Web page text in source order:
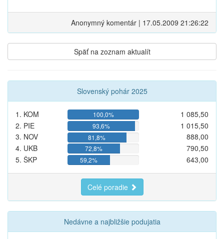
Anonymný komentár | 17.05.2009 21:26:22
Späť na zoznam aktualít
Slovenský pohár 2025
1. KOM 100,0%
1 085,50
2. PIE
93,6%
1 015,50
3. NOV
81,8%
888,00
4. UKB
72,8%
790,50
5. ŠKP
59,2% 643,00
Celé poradie
Nedávne a najbližšie podujatia